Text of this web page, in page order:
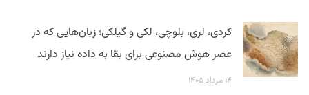
کردی، لری، بلوچی، لکی و گیلکی؛ زبان‌هایی که در
عصر هوش مصنوعی برای بقا به داده نیاز دارند
۱۴ مرداد ۱۴۰۵